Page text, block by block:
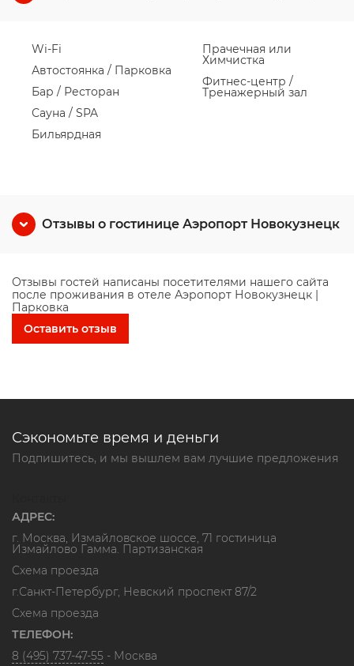
Wi-Fi
Автостоянка / Парковка
Бар / Ресторан
Сауна / SPA
Бильярдная
Прачечная или
Химчистка
Фитнес-центр /
Тренажерный зал
Отзывы о гостинице Аэропорт Новокузнецк
Отзывы гостей написаны посетителями нашего сайта
после проживания в отеле Аэропорт Новокузнецк |
Парковка
Оставить отзыв
Сэкономьте время и деньги
Подпишитесь, и мы вышлем вам лучшие предложения
АДРЕС:
г. Москва, Измайловское шоссе, 71 гостиница
Измайлово Гамма. Партизанская
Схема проезда
г.Санкт-Петербург, Невский проспект 87/2
Схема проезда
ТЕЛЕФОН:
8 (495) 737-47-55 - Москва